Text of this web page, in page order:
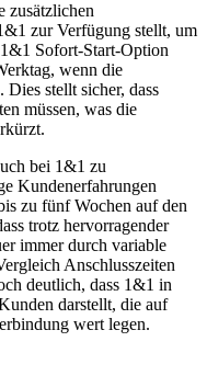
zusätzlichen
zur Verfügung stellt, um
Sofort-Start-Option
wenn die
stellt sicher, dass
müssen, was die
bei 1&1 zu
Kundenerfahrungen
zu fünf Wochen auf den
trotz hervorragender
immer durch variable
Anschlusszeiten
deutlich, dass 1&1 in
darstellt, die auf
wert legen.